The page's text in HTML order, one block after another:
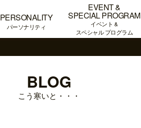
PERSONALITY
パーソナリティ
EVENT &
SPECIAL PROGRAM
イベント &
スペシャル プログラム
BLOG
こう寒いと・・・